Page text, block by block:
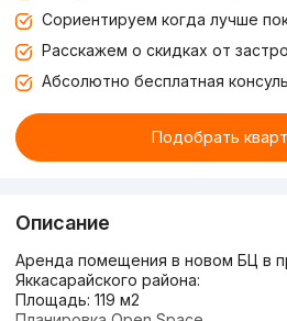
Сориентируем когда лучше
Расскажем о скидках от
Абсолютно бесплатная
Подобрать
Описание
Аренда помещения в новом БЦ в
Яккасарайского района:
Площадь: 119 м2